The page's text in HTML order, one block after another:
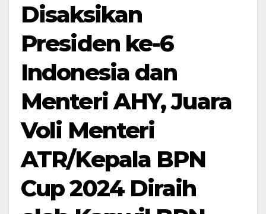
Disaksikan
Presiden ke-6
Indonesia dan
Menteri AHY, Juara
Voli Menteri
ATR/Kepala BPN
Cup 2024 Diraih